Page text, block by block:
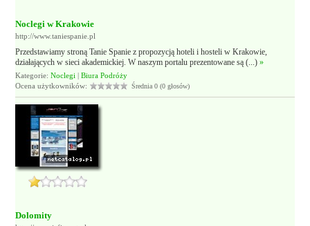
Noclegi w Krakowie
http://www.taniespanie.pl
Przedstawiamy stroną Tanie Spanie z propozycją hoteli i hosteli w Krakowie,
działających w sieci akademickiej. W naszym portalu prezentowane są (...)»
Kategorie:Noclegi |Biura Podróży
Ocena użytkowników:
Średnia 0 (0 głosów)
Dolomity